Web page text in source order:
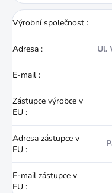
Výrobní společnost :
Adresa : Ul.
E-mail :
Zástupce výrobce v
EU :
Adresa zástupce v
EU :
E-mail zástupce v
EU :